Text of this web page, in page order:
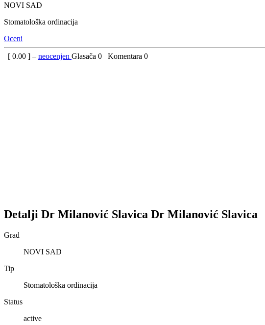
NOVI SAD
Stomatološka ordinacija
Oceni
[ 0.00 ] – neocenjen Glasača 0 Komentara 0
Detalji Dr Milanović Slavica Dr Milanović Slavica
Grad
NOVI SAD
Tip
Stomatološka ordinacija
Status
active